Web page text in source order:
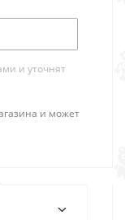
и уточнят
и может